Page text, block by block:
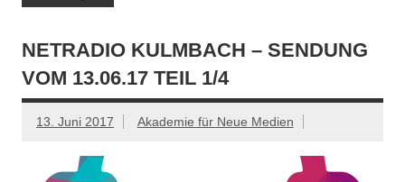
NETRADIO KULMBACH – SENDUNG
VOM 13.06.17 TEIL 1/4
13. Juni 2017 Akademie für Neue Medien